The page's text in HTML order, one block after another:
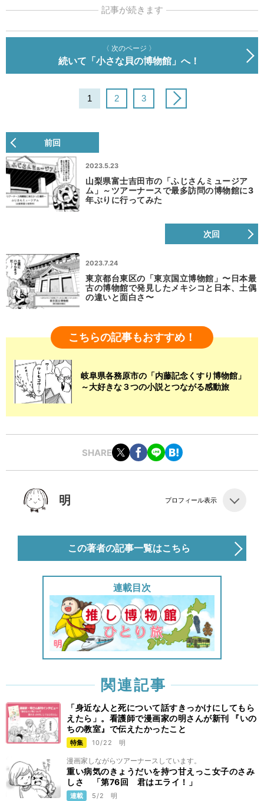
記事が続きます
〈 次のページ 〉
続いて「小さな貝の博物館」へ！
1 2 3
前回
2023.5.23
山梨県富士吉田市の「ふじさんミュージア
ム」～ツアーナースで最多訪問の博物館に3
年ぶりに行ってみた
次回
2023.7.24
東京都台東区の「東京国立博物館」〜日本最
古の博物館で発見したメキシコと日本、土偶
の違いと面白さ〜
こちらの記事もおすすめ！
岐阜県各務原市の「内藤記念くすり博物館」
～大好きな３つの小説とつながる感動旅
SHARE
明 プロフィール表示
この著者の記事一覧はこちら
連載目次
関連記事
「身近な人と死について話すきっかけにしてもら
えたら」。看護師で漫画家の明さんが新刊 『いの
ちの教室』で伝えたかったこと
特集 10/22 明
漫画家しながらツアーナースしています。
重い病気のきょうだいを持つ甘えっこ女子のさみ
しさ 「第76回 君はエライ！」
連載 5/2 明